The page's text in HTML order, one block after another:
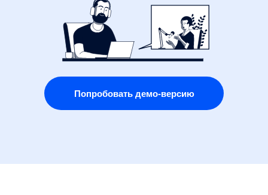
Попробовать демо-версию